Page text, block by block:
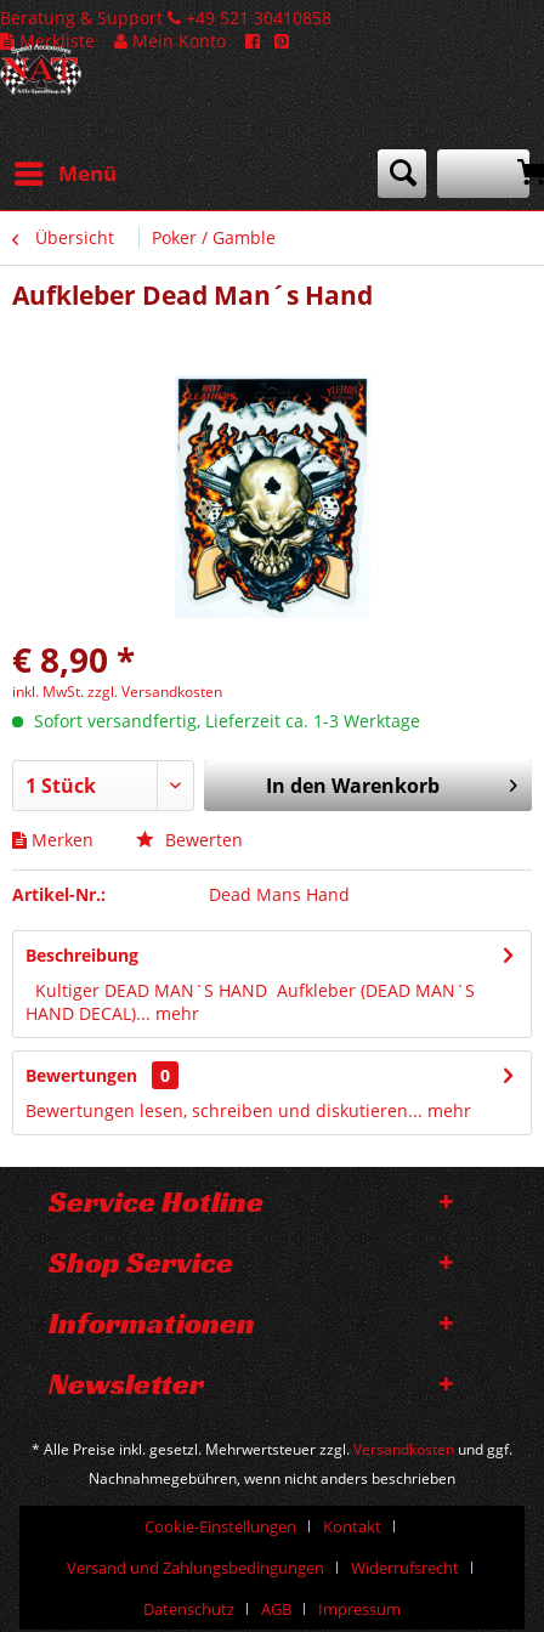
Beratung & Support
+49 521 30410858
Merkliste
Mein Konto
Menü
Übersicht Poker / Gamble
Aufkleber Dead Man´s Hand
€ 8,90 *
inkl. MwSt.zzgl. Versandkosten
Sofort versandfertig, Lieferzeit ca. 1-3 Werktage
In denWarenkorb
Merken Bewerten
Artikel-Nr.: Dead Mans Hand
Beschreibung
Kultiger DEAD MAN`S HAND Aufkleber (DEAD MAN`S
HAND DECAL)... mehr
Bewertungen
0
Bewertungen lesen, schreiben und diskutieren... mehr
Service Hotline
Shop Service
Informationen
Newsletter
* Alle Preise inkl. gesetzl. Mehrwertsteuer zzgl.Versandkosten und ggf.
Nachnahmegebühren, wenn nicht anders beschrieben
Cookie-Einstellungen
Kontakt
Versand und Zahlungsbedingungen
Widerrufsrecht
Datenschutz
AGB
Impressum